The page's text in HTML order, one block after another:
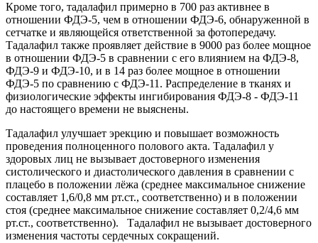
Кроме того, тадалафил примерно в 700 раз активнее в
отношении ФДЭ-5, чем в отношении ФДЭ-6, обнаруженной в
сетчатке и являющейся ответственной за фотопередачу.
Тадалафил также проявляет действие в 9000 раз более мощное
в отношении ФДЭ-5 в сравнении с его влиянием на ФДЭ-8,
ФДЭ-9 и ФДЭ-10, и в 14 раз более мощное в отношении
ФДЭ-5 по сравнению с ФДЭ-11. Распределение в тканях и
физиологические эффекты ингибирования ФДЭ-8 - ФДЭ-11
до настоящего времени не выяснены.
Тадалафил улучшает эрекцию и повышает возможность
проведения полноценного полового акта. Тадалафил у
здоровых лиц не вызывает достоверного изменения
систолического и диастолического давления в сравнении с
плацебо в положении лёжа (среднее максимальное снижение
составляет 1,6/0,8 мм рт.ст., соответственно) и в положении
стоя (среднее максимальное снижение составляет 0,2/4,6 мм
рт.ст., соответственно). Тадалафил не вызывает достоверного
изменения частоты сердечных сокращений.